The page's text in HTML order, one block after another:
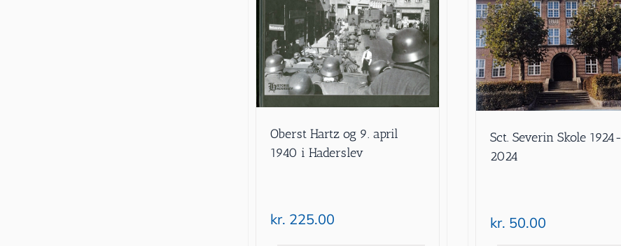
Oberst Hartz og 9. april
1940 i Haderslev
kr. 225.00
Sct. Severin Skole 1924-
2024
kr. 50.00